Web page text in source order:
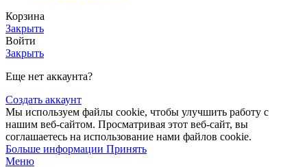
Корзина
Закрыть
Войти
Закрыть
Еще нет аккаунта?
Создать аккаунт
Мы используем файлы cookie, чтобы улучшить работу с
нашим веб-сайтом. Просматривая этот веб-сайт, вы
соглашаетесь на использование нами файлов cookie.
Больше информации Принять
Меню